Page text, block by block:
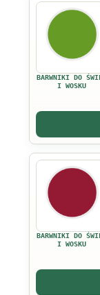
BARWNIKI DO
I WOSKU
BARWNIKI DO
I WOSKU